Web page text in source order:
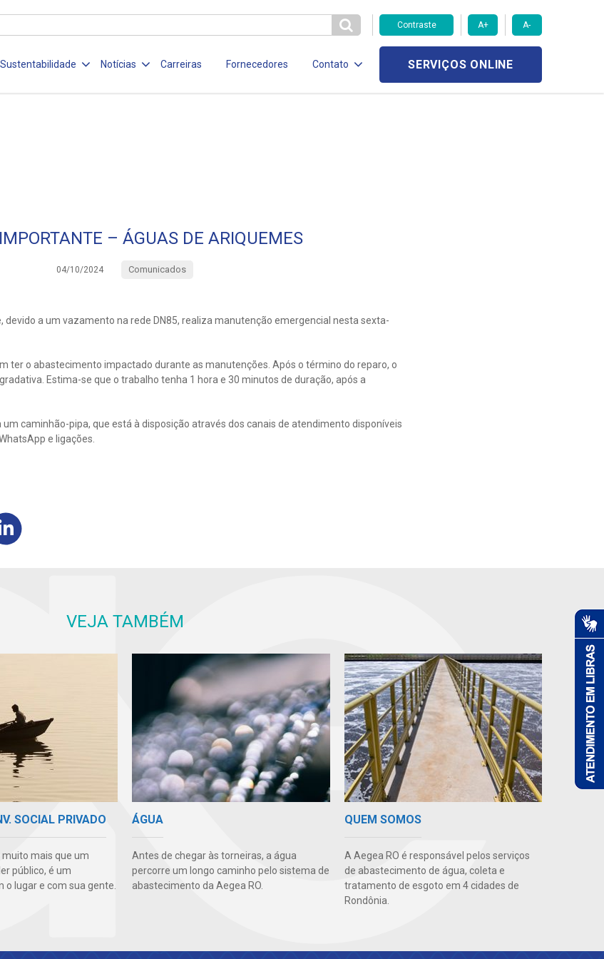
Contraste A+ A-
Sustentabilidade Notícias Carreiras Fornecedores Contato SERVIÇOS ONLINE
– ÁGUAS DE ARIQUEMES
04/10/2024 Comunicados
a um vazamento na rede DN85, realiza manutenção emergencial nesta sexta-
ter o abastecimento impactado durante as manutenções. Após o término do reparo, o
Estima-se que o trabalho tenha 1 hora e 30 minutos de duração, após a
caminhão-pipa, que está à disposição através dos canais de atendimento disponíveis
e ligações.
VEJA TAMBÉM
SOCIAL PRIVADO
mais que um
público, é um
o lugar e com sua gente.
ÁGUA
Antes de chegar às torneiras, a água
percorre um longo caminho pelo sistema de
abastecimento da Aegea RO.
QUEM SOMOS
A Aegea RO é responsável pelos serviços
de abastecimento de água, coleta e
tratamento de esgoto em 4 cidades de
Rondônia.